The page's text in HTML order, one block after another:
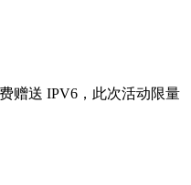
赠送 IPV6，此次活动限量